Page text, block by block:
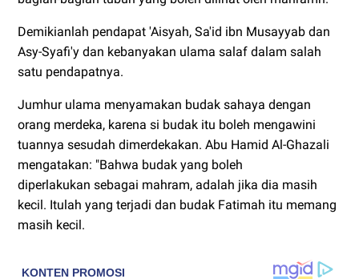
Demikianlah pendapat 'Aisyah, Sa'id ibn Musayyab dan
Asy-Syafi'y dan kebanyakan ulama salaf dalam salah
satu pendapatnya.
Jumhur ulama menyamakan budak sahaya dengan
orang merdeka, karena si budak itu boleh mengawini
tuannya sesudah dimerdekakan. Abu Hamid Al-Ghazali
mengatakan: "Bahwa budak yang boleh
diperlakukan sebagai mahram, adalah jika dia masih
kecil. Itulah yang terjadi dan budak Fatimah itu memang
masih kecil.